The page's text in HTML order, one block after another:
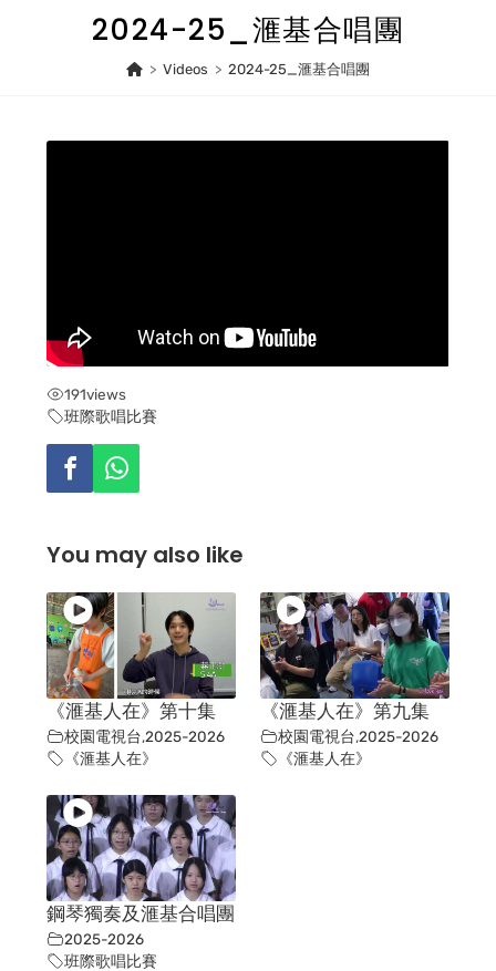
2024-25_滙基合唱團
> Videos > 2024-25_滙基合唱團
191views
班際歌唱比賽
You may also like
《滙基人在》第十集
校園電視台,2025-2026
《滙基人在》
《滙基人在》第九集
校園電視台,2025-2026
《滙基人在》
鋼琴獨奏及滙基合唱團
2025-2026
班際歌唱比賽